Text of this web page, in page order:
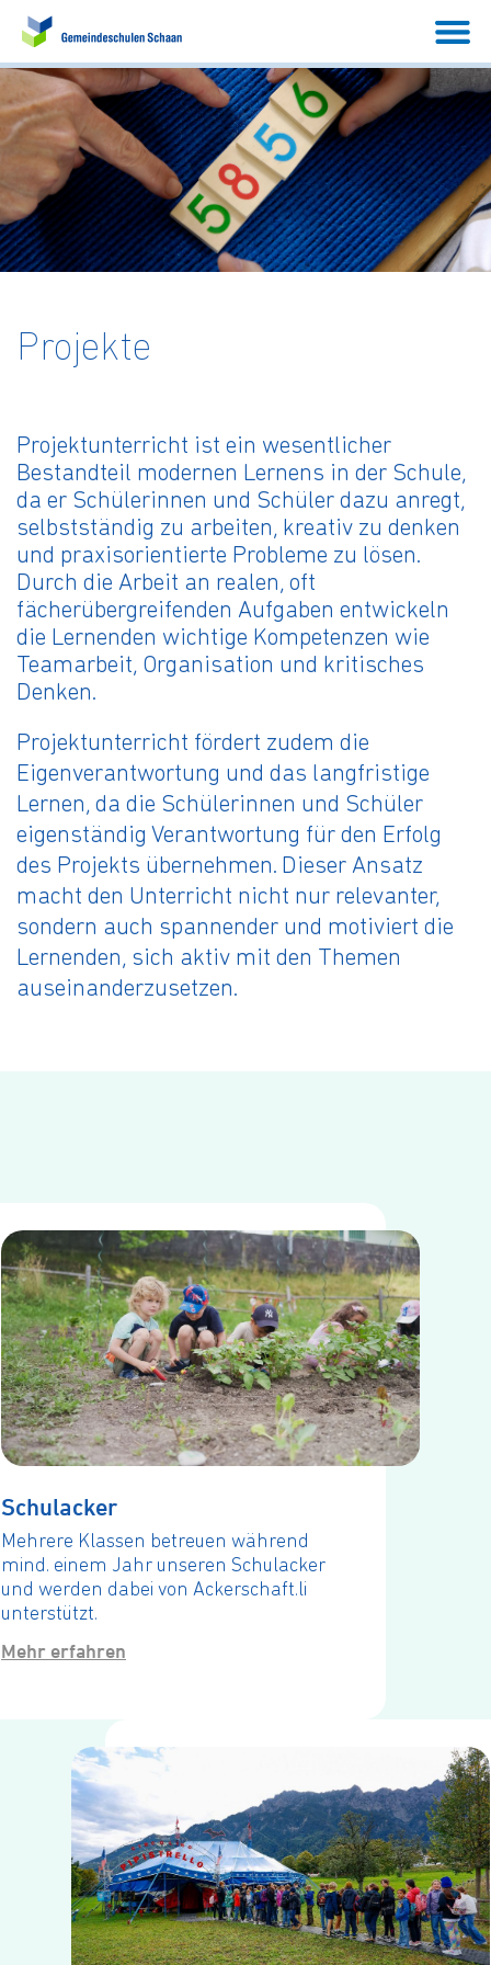
Projekte
Projektunterricht ist ein wesentlicher
Bestandteil modernen Lernens in der Schule,
da er Schülerinnen und Schüler dazu anregt,
selbstständig zu arbeiten, kreativ zu denken
und praxisorientierte Probleme zu lösen.
Durch die Arbeit an realen, oft
fächerübergreifenden Aufgaben entwickeln
die Lernenden wichtige Kompetenzen wie
Teamarbeit, Organisation und kritisches
Denken.
Projektunterricht fördert zudem die
Eigenverantwortung und das langfristige
Lernen, da die Schülerinnen und Schüler
eigenständig Verantwortung für den Erfolg
des Projekts übernehmen. Dieser Ansatz
macht den Unterricht nicht nur relevanter,
sondern auch spannender und motiviert die
Lernenden, sich aktiv mit den Themen
auseinanderzusetzen.
Schul­a­cker
Mehrere Klassen betreuen während
mind. einem Jahr unseren Schulacker
und werden dabei von Ackerschaft.li
unterstützt.
Mehr erfahren